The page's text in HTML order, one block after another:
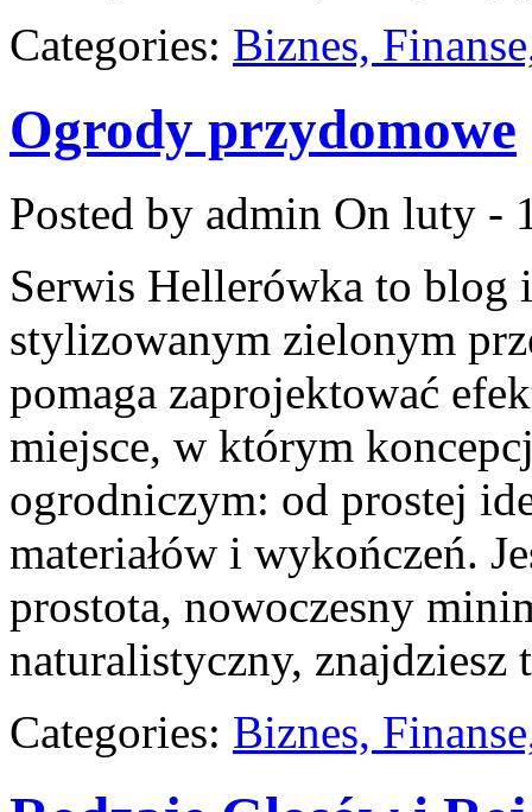
Categories: Biznes,
Ogrody przydomowe
Posted by admin On luty -
Serwis Hellerówka to blog
stylizowanym zielonym
pomaga zaprojektować
miejsce, w którym
ogrodniczym: od prostej
materiałów i wykończeń.
prostota, nowoczesny
naturalistyczny, znajdziesz
Categories: Biznes,